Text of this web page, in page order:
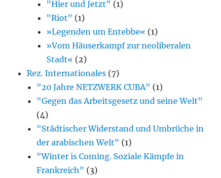
"Hier und Jetzt" (1)
"Riot" (1)
»Legenden um Entebbe« (1)
»Vom Häuserkampf zur neoliberalen
Stadt« (2)
Rez. Internationales (7)
"20 Jahre NETZWERK CUBA" (1)
"Gegen das Arbeitsgesetz und seine Welt"
(4)
"Städtischer Widerstand und Umbrüche in
der arabischen Welt" (1)
"Winter is Coming. Soziale Kämpfe in
Frankreich" (3)